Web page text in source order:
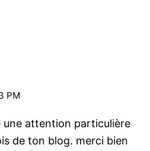
PM
une attention particulière
de ton blog. merci bien